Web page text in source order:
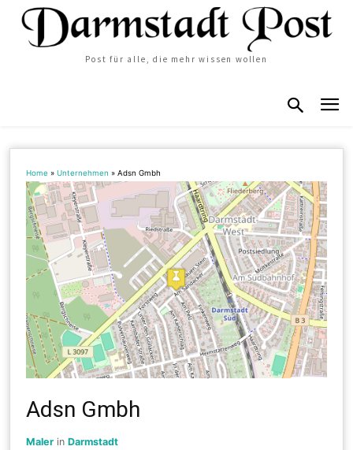
Post für alle, die mehr wissen wollen
Home »Unternehmen »Adsn Gmbh
Adsn Gmbh
Maler inDarmstadt